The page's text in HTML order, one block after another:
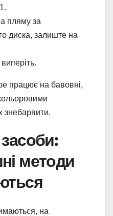
пляму за
диска, залиште на
працює на бавовні,
знебарвити.
методи
на